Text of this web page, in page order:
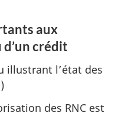
aux
crédit
illustrant l’état des
des RNC est